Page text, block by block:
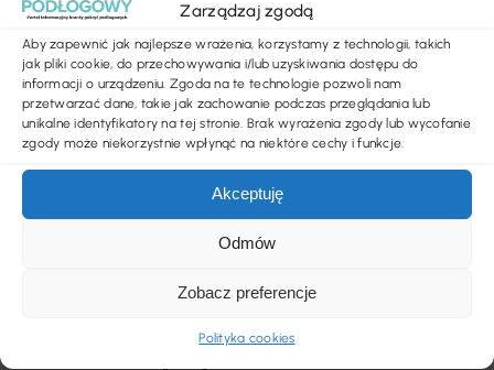
Zarządzaj zgodą
Aby zapewnić jak najlepsze wrażenia, korzystamy z technologii, takich
jak pliki cookie, do przechowywania i/lub uzyskiwania dostępu do
informacji o urządzeniu. Zgoda na te technologie pozwoli nam
przetwarzać dane, takie jak zachowanie podczas przeglądania lub
unikalne identyfikatory na tej stronie. Brak wyrażenia zgody lub wycofanie
zgody może niekorzystnie wpłynąć na niektóre cechy i funkcje.
Akceptuję
Odmów
Zobacz preferencje
Polityka cookies
Poprzedni Następny
Ostatnie wpisy